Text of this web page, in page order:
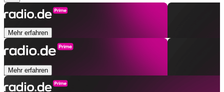
Mehr erfahren
Mehr erfahren